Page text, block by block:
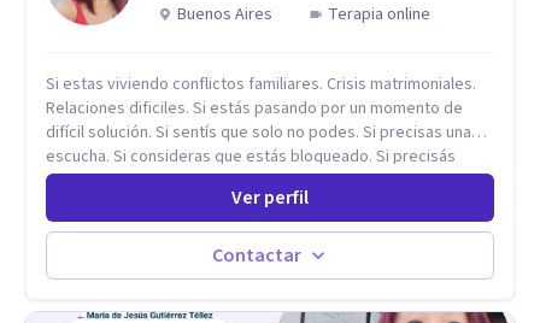
Buenos Aires
Terapia online
Si estas viviendo conflictos familiares. Crisis matrimoniales.
Relaciones dificiles. Si estás pasando por un momento de
difícil solución. Si sentís que solo no podes. Si precisas una
escucha. Si consideras que estás bloqueado. Si precisás
comprensión. Si no logras definir proyectos, objetivos,
sueños, deseos. Si pensás que lo que te pasa no es tan
grave, pero podría ayudar. Si estás en adicciones y tu
intención es hacer algo con lo que te está pasando. No dudes
en comunicarte a fin de comenzar a resolver la situación que
Ver perfil
Contactar